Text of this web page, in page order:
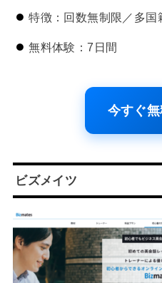
特徴：回数無制限／多
無料体験：7日間
今すぐ
ビズメイツ